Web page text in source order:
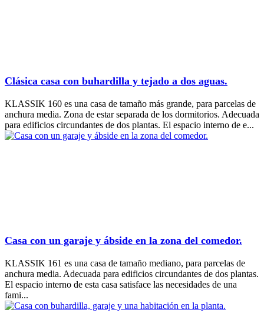
Clásica casa con buhardilla y tejado a dos aguas.
KLASSIK 160 es una casa de tamaño más grande, para parcelas de
anchura media. Zona de estar separada de los dormitorios. Adecuada
para edificios circundantes de dos plantas. El espacio interno de e...
Casa con un garaje y ábside en la zona del comedor.
KLASSIK 161 es una casa de tamaño mediano, para parcelas de
anchura media. Adecuada para edificios circundantes de dos plantas.
El espacio interno de esta casa satisface las necesidades de una
fami...